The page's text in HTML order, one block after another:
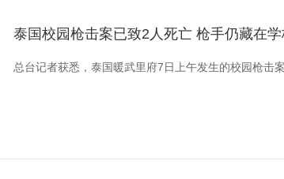
泰国校园枪击案已致2人死亡 枪手仍藏在
总台记者获悉，泰国暖武里府7日上午发生的校园枪击